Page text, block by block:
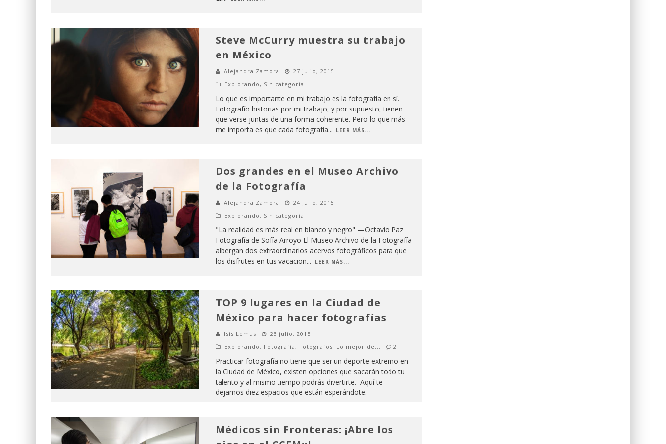
Steve McCurry muestra su trabajo
en México
Alejandra Zamora
27 julio, 2015
Explorando, Sin categoría
Lo que es importante en mi trabajo es la fotografía en sí.
Fotografío historias por mi trabajo, y por supuesto, tienen
que verse juntas de una forma coherente. Pero lo que más
me importa es que cada fotografía... LEER MÁS...
Dos grandes en el Museo Archivo
de la Fotografía
Alejandra Zamora
24 julio, 2015
Explorando, Sin categoría
"La realidad es más real en blanco y negro" —Octavio Paz
Fotografía de Sofía Arroyo El Museo Archivo de la Fotografía
albergan dos extraordinarios acervos fotográficos para que
los disfrutes en tus vacacion... LEER MÁS...
TOP 9 lugares en la Ciudad de
México para hacer fotografías
Isis Lemus
23 julio, 2015
Explorando, Fotografía, Fotógrafos, Lo mejor de... 2
Practicar fotografía no tiene que ser un deporte extremo en
la Ciudad de México, existen opciones que sacarán todo tu
talento y al mismo tiempo podrás divertirte. Aquí te
dejamos diez espacios que están esperándote.
Médicos sin Fronteras: ¡Abre los